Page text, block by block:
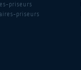
priseurs
priseurs